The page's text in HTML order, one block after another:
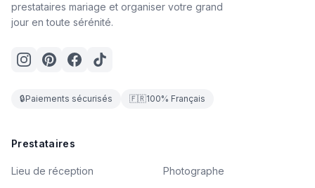
prestataires mariage et organiser votre grand
jour en toute sérénité.
🔒Paiements sécurisés 🇫🇷100% Français
Prestataires
Lieu de réception
Photographe